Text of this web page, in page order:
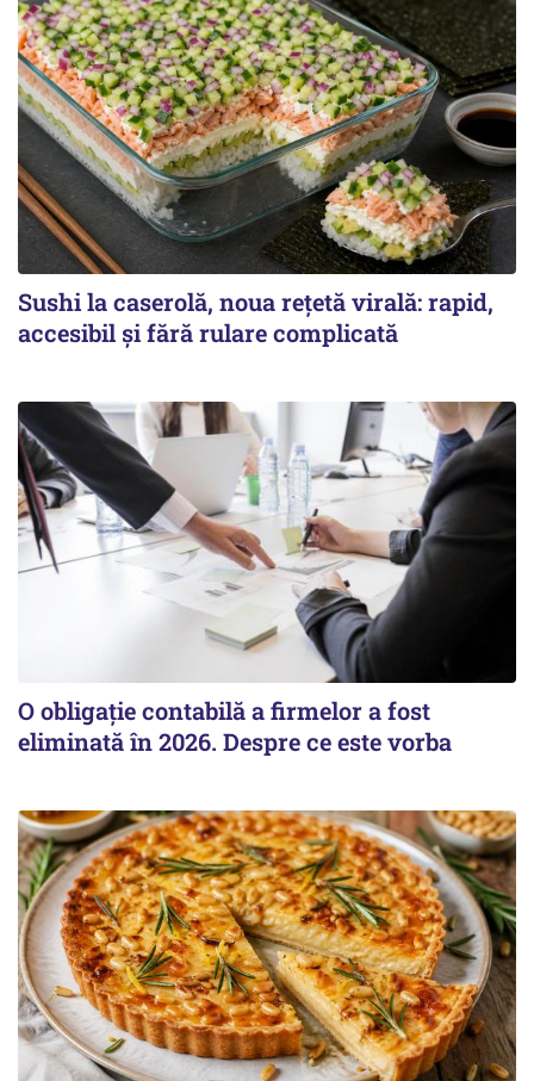
Sushi la caserolă, noua rețetă virală: rapid,
accesibil și fără rulare complicată
O obligație contabilă a firmelor a fost
eliminată în 2026. Despre ce este vorba